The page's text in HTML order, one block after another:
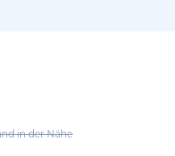
in der Nähe